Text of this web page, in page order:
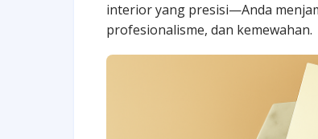
interior yang presisi—Anda
profesionalisme, dan kemewahan.